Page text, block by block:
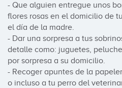
- Que alguien entregue unos
flores rosas en el domicilio de
el día de la madre.
- Dar una sorpresa a tus
detalle como: juguetes,
por sorpresa a su domicilio.
- Recoger apuntes de la
o incluso a tu perro del